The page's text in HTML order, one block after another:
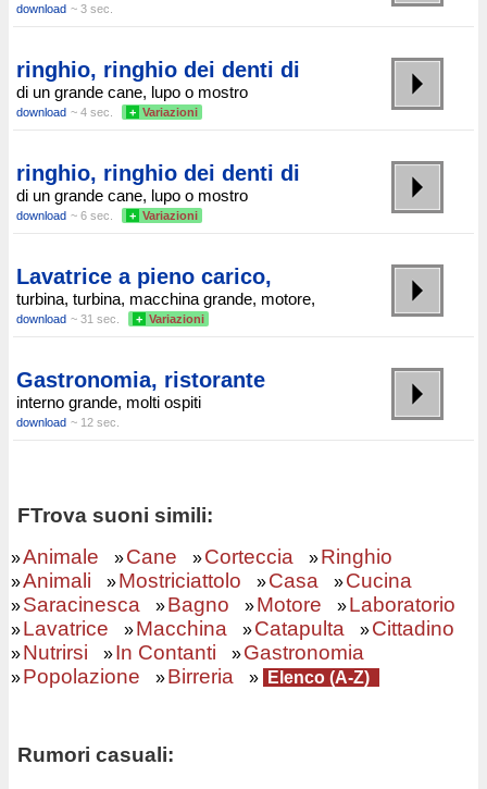
download ~ 3 sec.
ringhio, ringhio dei denti di
di un grande cane, lupo o mostro
download ~ 4 sec. + Variazioni
ringhio, ringhio dei denti di
di un grande cane, lupo o mostro
download ~ 6 sec. + Variazioni
Lavatrice a pieno carico,
turbina, turbina, macchina grande, motore,
download ~ 31 sec. + Variazioni
Gastronomia, ristorante
interno grande, molti ospiti
download ~ 12 sec.
FTrova suoni simili:
»Animale »Cane »Corteccia »Ringhio
»Animali »Mostriciattolo »Casa »Cucina
»Saracinesca »Bagno »Motore »Laboratorio
»Lavatrice »Macchina »Catapulta »Cittadino
»Nutrirsi »In Contanti »Gastronomia
»Popolazione »Birreria » Elenco (A-Z)
Rumori casuali: